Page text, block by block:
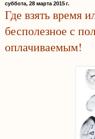
суббота, 28 марта 2015 г.
Где взять время
бесполезное с
оплачиваемым!